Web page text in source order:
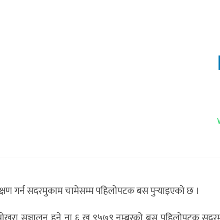
गर्न सदरमुकाम चामेसम्म पहिलोपटक बस पुर्‍याइएको छ ।